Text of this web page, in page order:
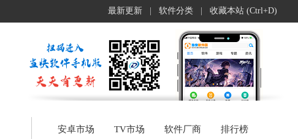
最新更新 软件分类 收藏本站 (Ctrl+D)
安卓市场 TV市场 软件厂商 排行榜